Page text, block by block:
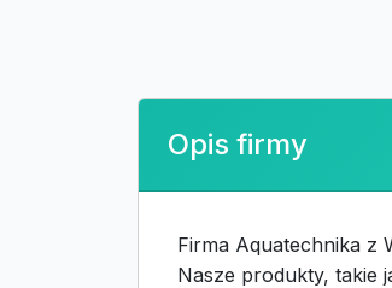
Opis firmy
Firma Aquatechnika z
Nasze produkty, takie